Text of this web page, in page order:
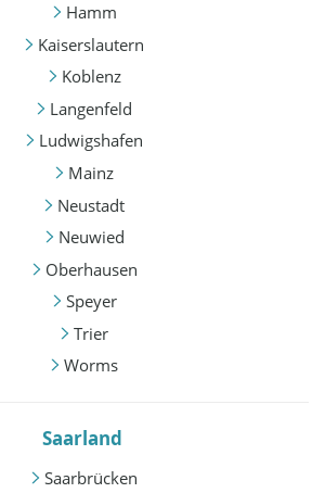
Hamm
Kaiserslautern
Koblenz
Langenfeld
Ludwigshafen
Mainz
Neustadt
Neuwied
Oberhausen
Speyer
Trier
Worms
Saarland
Saarbrücken